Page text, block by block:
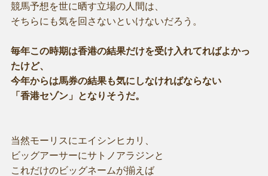
競馬予想を世に晒す立場の人間は、
そちらにも気を回さないといけないだろう。
毎年この時期は香港の結果だけを受け入れてればよかっ
たけど、
今年からは馬券の結果も気にしなければならない
「香港セゾン」となりそうだ。
当然モーリスにエイシンヒカリ、
ビッグアーサーにサトノアラジンと
これだけのビッグネームが揃えば